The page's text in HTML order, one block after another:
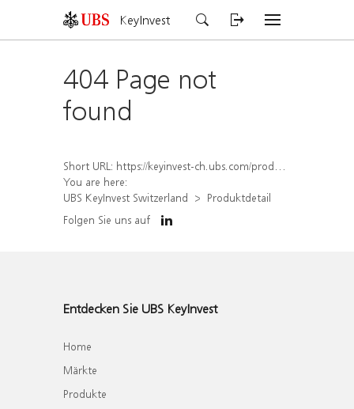
KeyInvest
404 Page not
found
Short URL: https://keyinvest-ch.ubs.com/produkt/detail/index/isin/CH1570358700
You are here:
UBS KeyInvest Switzerland
Produktdetail
Folgen Sie uns auf
Entdecken Sie UBS KeyInvest
Home
Märkte
Produkte